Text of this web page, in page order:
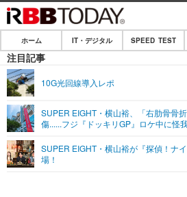
ホーム
IT・デジタル
ネタ
ショッピング
SPEED TEST
エンタメ
エンタメTOP
ライフ
ホーム IT・デジタル SPEED TEST
注目記事
10G光回線導入レポ
SUPER EIGHT・横山裕、「右肋骨骨
傷......フジ『ドッキリGP』ロケ中に怪
SUPER EIGHT・横山裕が『探偵！ナ
場！